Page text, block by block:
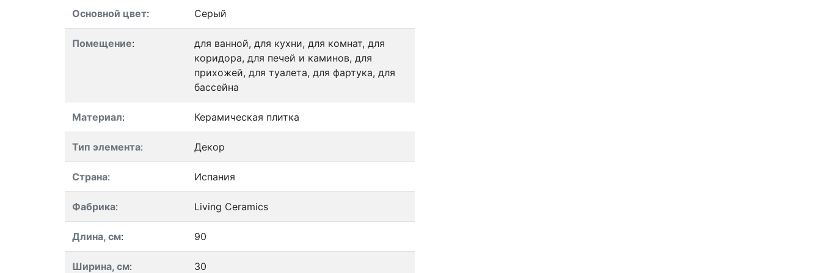
Основной цвет: Серый
Помещение:
для ванной, для кухни, для комнат, для
коридора, для печей и каминов, для
прихожей, для туалета, для фартука, для
бассейна
Материал: Керамическая плитка
Тип элемента: Декор
Страна: Испания
Фабрика: Living Ceramics
Длина, см: 90
Ширина, см: 30